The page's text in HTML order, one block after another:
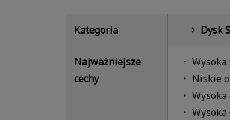
Kategoria Dysk
Najważniejsze
cechy
Niskie